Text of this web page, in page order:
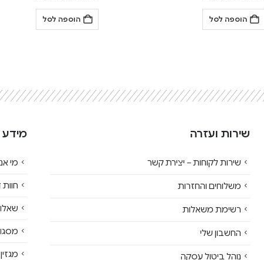
הוספה לסל הוספה לסל
שירות ועזרה
שירות לקוחות – יצירת קשר
משלוחים והחזרות
רשימת משאלות
החשבון שלי
נוהל ביטול עסקה
מידע
מי
מגזין inky